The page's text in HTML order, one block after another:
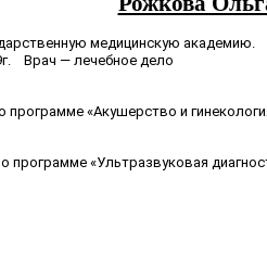
медицинскую академию.
Врач — лечебное дело
«Акушерство и
программе «Ультразвуковая